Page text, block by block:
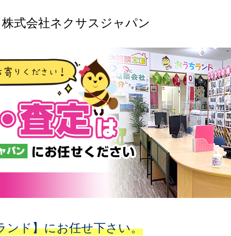
式会社ネクサスジャパン
ンド】にお任せ下さい。